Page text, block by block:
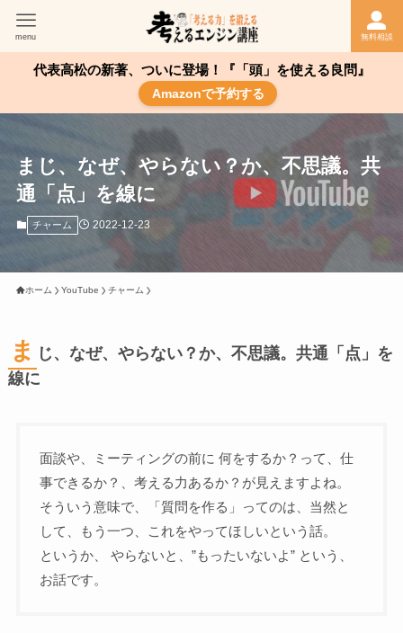
無料相談
menu
代表高松の新著、ついに登場！『「頭」を使える良問』
Amazonで予約する
まじ、なぜ、やらない？か、不思議。共
通「点」を線に
チャーム 2022-12-23
ホーム YouTube チャーム
ま じ、なぜ、やらない？か、不思議。共通「点」を
線に
面談や、ミーティングの前に 何をするか？って、仕
事できるか？、考える力あるか？が見えますよね。
そういう意味で、「質問を作る」ってのは、当然と
して、もう一つ、これをやってほしいという話。
というか、 やらないと、”もったいないよ” という、
お話です。